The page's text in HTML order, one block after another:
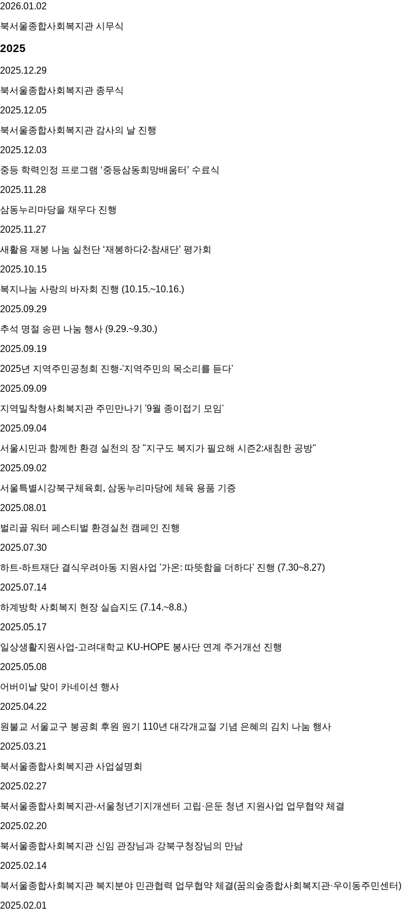
2026.01.02
북서울종합사회복지관 시무식
2025
2025.12.29
북서울종합사회복지관 종무식
2025.12.05
북서울종합사회복지관 감사의 날 진행
2025.12.03
중등 학력인정 프로그램 ‘중등삼동희망배움터’ 수료식
2025.11.28
삼동누리마당을 채우다 진행
2025.11.27
새활용 재봉 나눔 실천단 ‘재봉하다2-참새단’ 평가회
2025.10.15
복지나눔 사랑의 바자회 진행 (10.15.~10.16.)
2025.09.29
추석 명절 송편 나눔 행사 (9.29.~9.30.)
2025.09.19
2025년 지역주민공청회 진행-'지역주민의 목소리를 듣다'
2025.09.09
지역밀착형사회복지관 주민만나기 '9월 종이접기 모임'
2025.09.04
서울시민과 함께한 환경 실천의 장 "지구도 복지가 필요해 시즌2:새침한 공방"
2025.09.02
서울특별시강북구체육회, 삼동누리마당에 체육 용품 기증
2025.08.01
벌리골 워터 페스티벌 환경실천 캠페인 진행
2025.07.30
하트-하트재단 결식우려아동 지원사업 '가온: 따뜻함을 더하다' 진행 (7.30~8.27)
2025.07.14
하계방학 사회복지 현장 실습지도 (7.14.~8.8.)
2025.05.17
일상생활지원사업-고려대학교 KU-HOPE 봉사단 연계 주거개선 진행
2025.05.08
어버이날 맞이 카네이션 행사
2025.04.22
원불교 서울교구 봉공회 후원 원기 110년 대각개교절 기념 은혜의 김치 나눔 행사
2025.03.21
북서울종합사회복지관 사업설명회
2025.02.27
북서울종합사회복지관-서울청년기지개센터 고립·은둔 청년 지원사업 업무협약 체결
2025.02.20
북서울종합사회복지관 신임 관장님과 강북구청장님의 만남
2025.02.14
북서울종합사회복지관 복지분야 민관협력 업무협약 체결(꿈의숲종합사회복지관·우이동주민센터)
2025.02.01